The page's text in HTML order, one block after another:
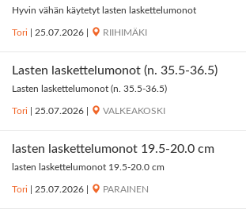
Hyvin vähän käytetyt lasten laskettelumonot
Tori 25.07.2026 RIIHIMÄKI
Lasten laskettelumonot (n. 35.5-36.5)
Lasten laskettelumonot (n. 35.5-36.5)
Tori 25.07.2026 VALKEAKOSKI
lasten laskettelumonot 19.5-20.0 cm
lasten laskettelumonot 19.5-20.0 cm
Tori 25.07.2026 PARAINEN